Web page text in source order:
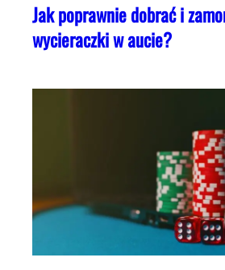
Jak poprawnie dobrać i
wycieraczki w aucie?